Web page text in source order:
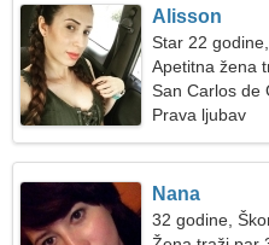
Alisson
Star 22
Apetitna žena
San Carlos de
Prava ljubav
Nana
32 godine,